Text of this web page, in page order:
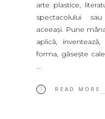
arte plastice,
spectacolului
aceeaşi. Pune
aplică,
forma, găseşte
READ MORE